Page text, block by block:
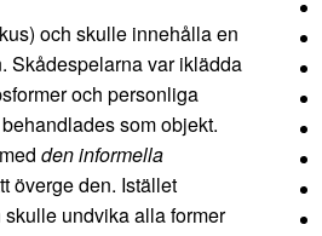
och skulle innehålla en
Skådespelarna var iklädda
och personliga
som objekt.
den informella
överge den. Istället
undvika alla former